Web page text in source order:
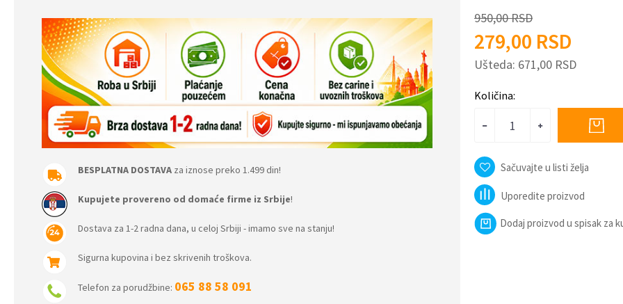
BESPLATNA DOSTAVA za iznose preko 1.499 din!
Kupujete provereno od domaće firme iz Srbije!
Dostava za 1-2 radna dana, u celoj Srbiji - imamo sve na stanju!
Sigurna kupovina i bez skrivenih troškova.
Telefon za porudžbine: 065 88 58 091
950,00RSD
279,00 RSD
Ušteda: 671,00 RSD
Količina:
Sačuvajte u listi želja
Uporedite proizvod
Dodaj proizvod u spisak za